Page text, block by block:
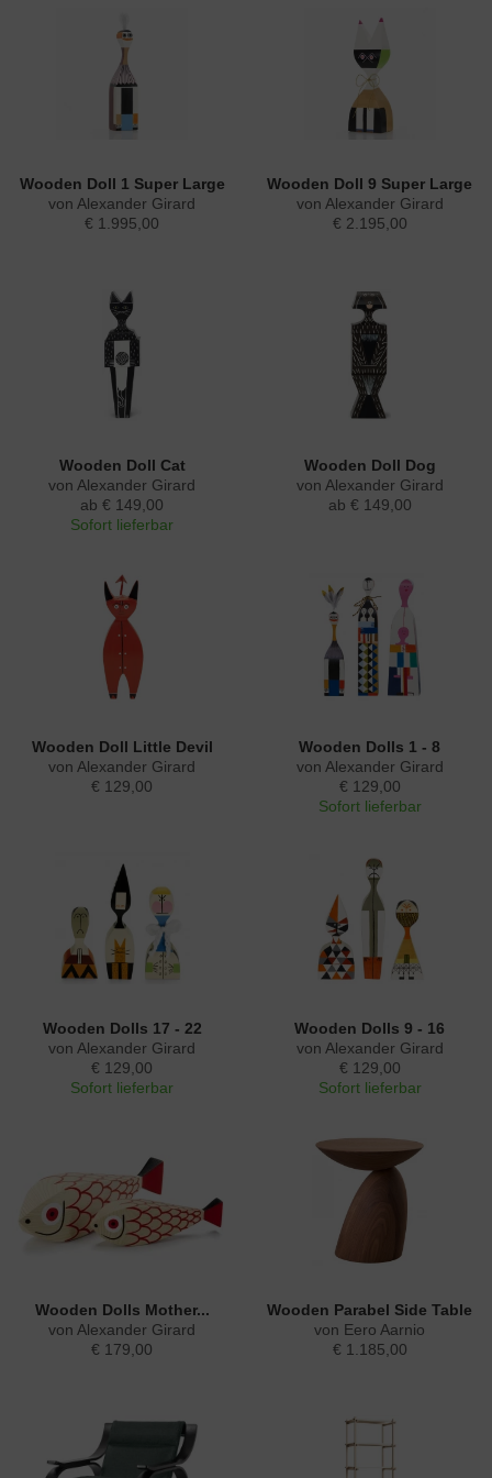
Wooden Doll 1 Super Large
von Alexander Girard
€ 1.995,00
Wooden Doll 9 Super Large
von Alexander Girard
€ 2.195,00
Wooden Doll Cat
von Alexander Girard
ab € 149,00
Sofort lieferbar
Wooden Doll Dog
von Alexander Girard
ab € 149,00
Wooden Doll Little Devil
von Alexander Girard
€ 129,00
Wooden Dolls 1 - 8
von Alexander Girard
€ 129,00
Sofort lieferbar
Wooden Dolls 17 - 22
von Alexander Girard
€ 129,00
Sofort lieferbar
Wooden Dolls 9 - 16
von Alexander Girard
€ 129,00
Sofort lieferbar
Wooden Dolls Mother...
von Alexander Girard
€ 179,00
Wooden Parabel Side Table
von Eero Aarnio
€ 1.185,00